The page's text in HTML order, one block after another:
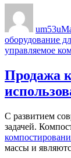
um53u
оборудование
управляемое
Продажа
С развитием
задачей.
массы и